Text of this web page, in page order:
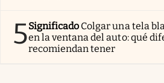
5Significado Colgar una tela
en la ventana del auto: qué
recomiendan tener